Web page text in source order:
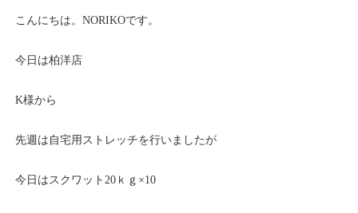
こんにちは。NORIKOです。
今日は柏洋店
K様から
先週は自宅用ストレッチを行いましたが
今日はスクワット20ｋｇ×10